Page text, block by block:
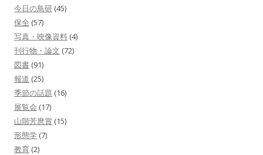
今日の鳥研 (45)
保全 (57)
写真・映像資料 (4)
刊行物・論文 (72)
図書 (91)
報道 (25)
季節の話題 (16)
展覧会 (17)
山階芳麿賞 (15)
形態学 (7)
教育 (2)